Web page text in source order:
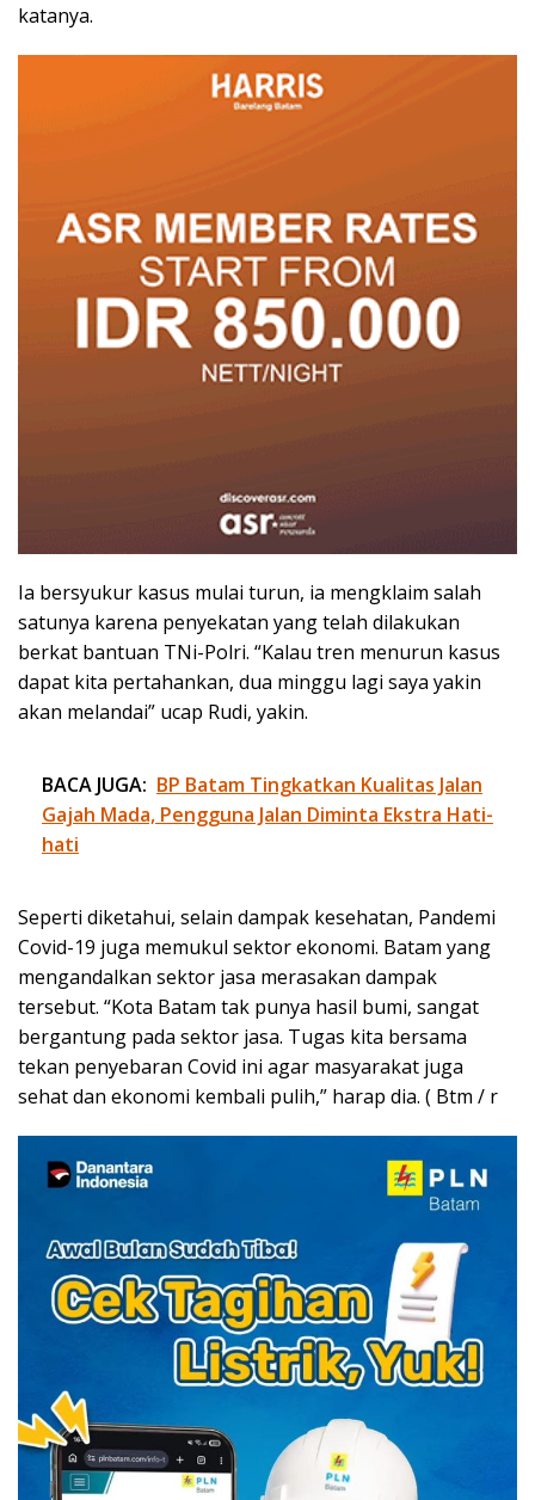
katanya.
Ia bersyukur kasus mulai turun, ia mengklaim salah
satunya karena penyekatan yang telah dilakukan
berkat bantuan TNi-Polri. “Kalau tren menurun kasus
dapat kita pertahankan, dua minggu lagi saya yakin
akan melandai” ucap Rudi, yakin.
BACA JUGA: BP Batam Tingkatkan Kualitas Jalan
Gajah Mada, Pengguna Jalan Diminta Ekstra Hati-
hati
Seperti diketahui, selain dampak kesehatan, Pandemi
Covid-19 juga memukul sektor ekonomi. Batam yang
mengandalkan sektor jasa merasakan dampak
tersebut. “Kota Batam tak punya hasil bumi, sangat
bergantung pada sektor jasa. Tugas kita bersama
tekan penyebaran Covid ini agar masyarakat juga
sehat dan ekonomi kembali pulih,” harap dia. ( Btm / r